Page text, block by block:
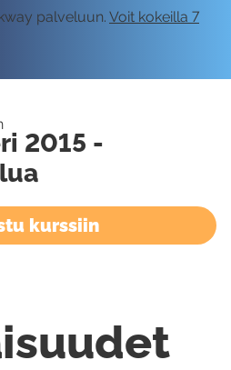
palveluun. Voit kokeilla 7
2015 -
kurssiin